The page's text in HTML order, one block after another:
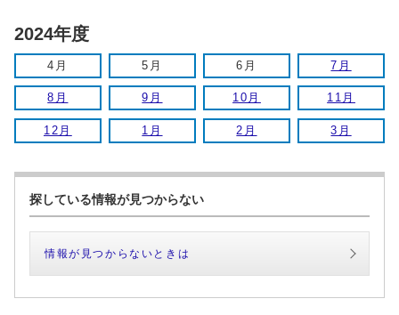
2024年度
4月 5月 6月 7月
8月 9月 10月 11月
12月 1月 2月 3月
探している情報が見つからない
情報が見つからないときは